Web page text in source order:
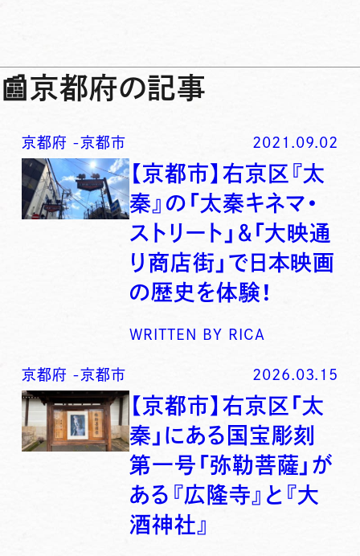
📰京都府の記事
京都府 -京都市 2021.09.02
【京都市】右京区『太
秦』の「太秦キネマ・
ストリート」＆「大映通
り商店街」で日本映画
の歴史を体験！
WRITTEN BY RICA
京都府 -京都市 2026.03.15
【京都市】右京区「太
秦」にある国宝彫刻
第一号「弥勒菩薩」が
ある『広隆寺』と『大
酒神社』